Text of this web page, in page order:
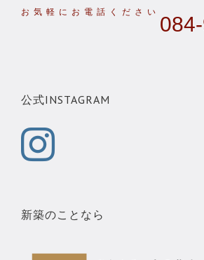
公式INSTAGRAM
新築のことなら